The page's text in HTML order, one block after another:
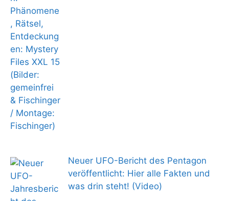
Neuer UFO-Bericht des Pentagon
veröffentlicht: Hier alle Fakten und
was drin steht! (Video)